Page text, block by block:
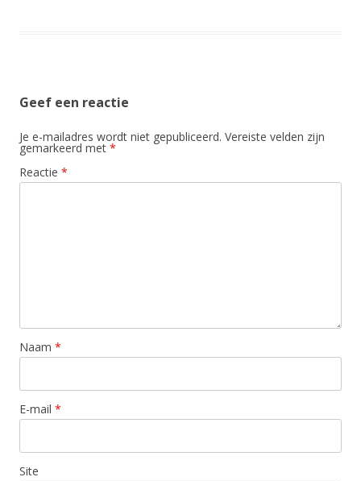
Geef een reactie
Je e-mailadres wordt niet gepubliceerd. Vereiste velden zijn
gemarkeerd met *
Reactie *
Naam *
E-mail *
Site